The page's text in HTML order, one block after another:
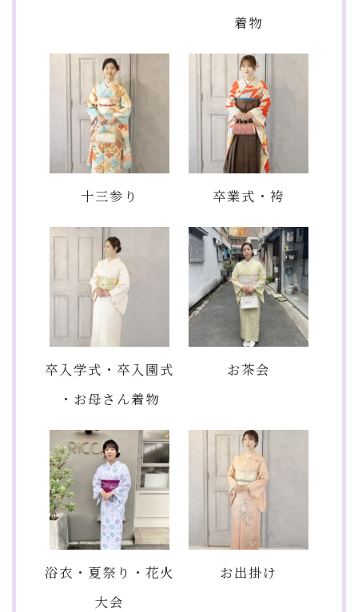
着物
十三参り 卒業式・袴
卒入学式・卒入園式
・お母さん着物
お茶会
浴衣・夏祭り・花火
大会
お出掛け